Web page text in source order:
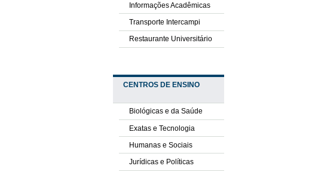
Informações Acadêmicas
Transporte Intercampi
Restaurante Universitário
CENTROS DE ENSINO
Biológicas e da Saúde
Exatas e Tecnologia
Humanas e Sociais
Jurídicas e Políticas